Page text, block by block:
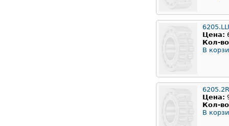
Цена:
Кол-
В
Цена:
Кол-
В